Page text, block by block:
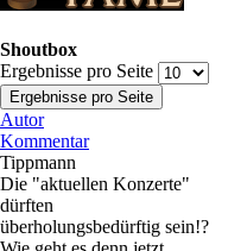
Shoutbox
Ergebnisse pro Seite
Autor
Kommentar
Tippmann
Die "aktuellen Konzerte"
dürften
überholungsbedürftig sein!?